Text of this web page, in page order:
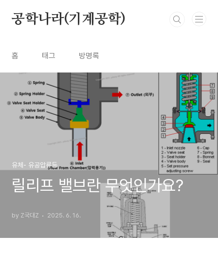
공학나라(기계공학)
홈 태그 방명록
유체- 유공압류등
릴리프 밸브란 무엇인가요?
by Z국대Z 2025. 6. 16.